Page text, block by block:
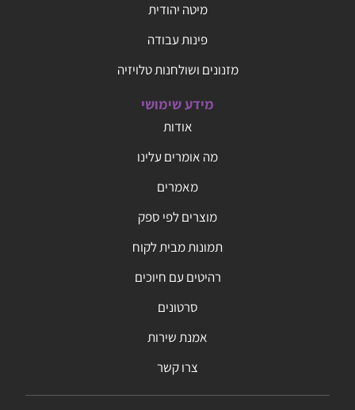
מיטה יהודית
פינות עבודה
מזנונים ושולחנות טלויזיה
מידע שימושי
אודות
מה אומרים עלינו
מאמרים
מוצרים לפי ספק
תמונות מבית לקוח
רהיטים עם חיוכים
סרטונים
אמנת שירות
צרו קשר